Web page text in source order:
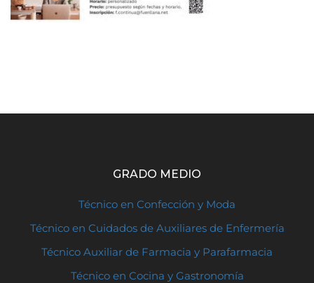
GRADO MEDIO
Técnico en Confección y Moda
Técnico en Cuidados de Auxiliares de Enfermería
Técnico Auxiliar de Farmacia y Parafarmacia
Técnico en Cocina y Gastronomía